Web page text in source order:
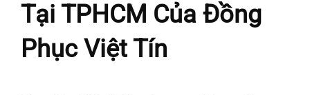
Tại TPHCM Của Đồng
Phục Việt Tín